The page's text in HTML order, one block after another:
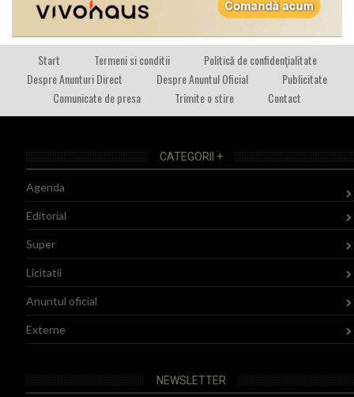
Start Termeni si conditii
Politică de confidențialitate
Despre Anunturi Direct
Despre Anuntul Oficial
Publicitate
Comunicate de presa
Trimite o stire Contact
CATEGORII +
Agenda
Editorial
Super
Licitatii
Anuntul oficial
Externe
NEWSLETTER